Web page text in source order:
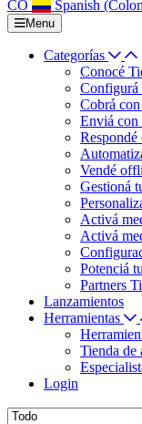
CO
Spanish
Menu
Categorías
Conocé
Configurá
Cobrá
Enviá
Vendé
Gestioná
Activá
Activá
Potenciá
Partners
Lanzamientos
Herramientas
Tienda de
Login